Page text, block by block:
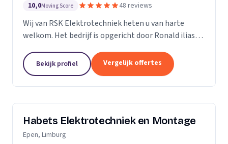
10,0Moving Score 48 reviews
Wij van RSK Elektrotechniek heten u van harte
welkom. Het bedrijf is opgericht door Ronald ilias
opgericht op 25 juli 2021. Als gecertificeerde
aannemers...
Bekijk profiel Vergelijk offertes
Habets Elektrotechniek en Montage
Epen, Limburg